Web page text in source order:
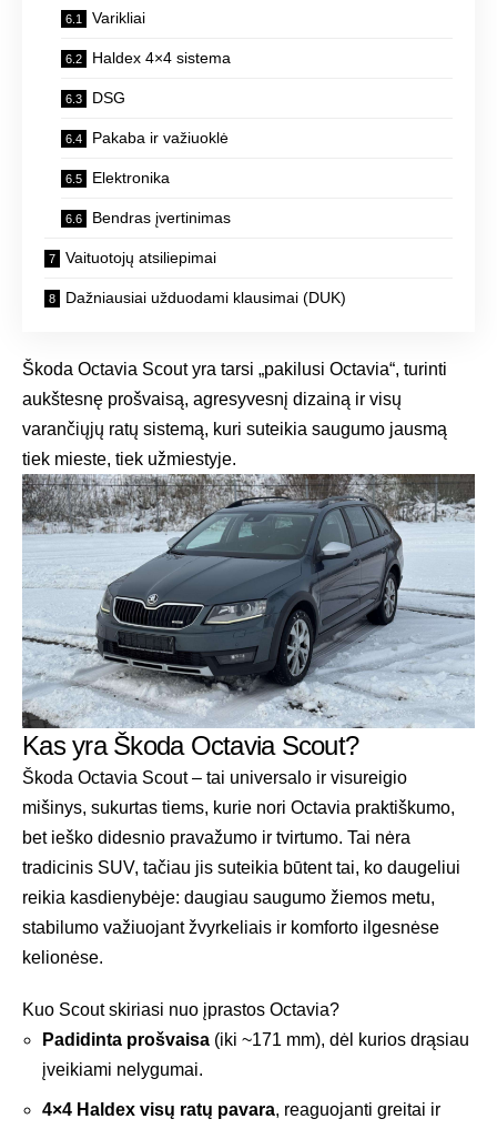
Varikliai
Haldex 4×4 sistema
DSG
Pakaba ir važiuoklė
Elektronika
Bendras įvertinimas
Vaituotojų atsiliepimai
Dažniausiai užduodami klausimai (DUK)
Škoda Octavia Scout yra tarsi „pakilusi Octavia“, turinti
aukštesnę prošvaisą, agresyvesnį dizainą ir visų
varančiųjų ratų sistemą, kuri suteikia saugumo jausmą
tiek mieste, tiek užmiestyje.
Kas yra Škoda Octavia Scout?
Škoda Octavia Scout – tai universalo ir visureigio
mišinys, sukurtas tiems, kurie nori Octavia praktiškumo,
bet ieško didesnio pravažumo ir tvirtumo. Tai nėra
tradicinis SUV, tačiau jis suteikia būtent tai, ko daugeliui
reikia kasdienybėje: daugiau saugumo žiemos metu,
stabilumo važiuojant žvyrkeliais ir komforto ilgesnėse
kelionėse.
Kuo Scout skiriasi nuo įprastos Octavia?
Padidinta prošvaisa (iki ~171 mm), dėl kurios drąsiau
įveikiami nelygumai.
4×4 Haldex visų ratų pavara, reaguojanti greitai ir